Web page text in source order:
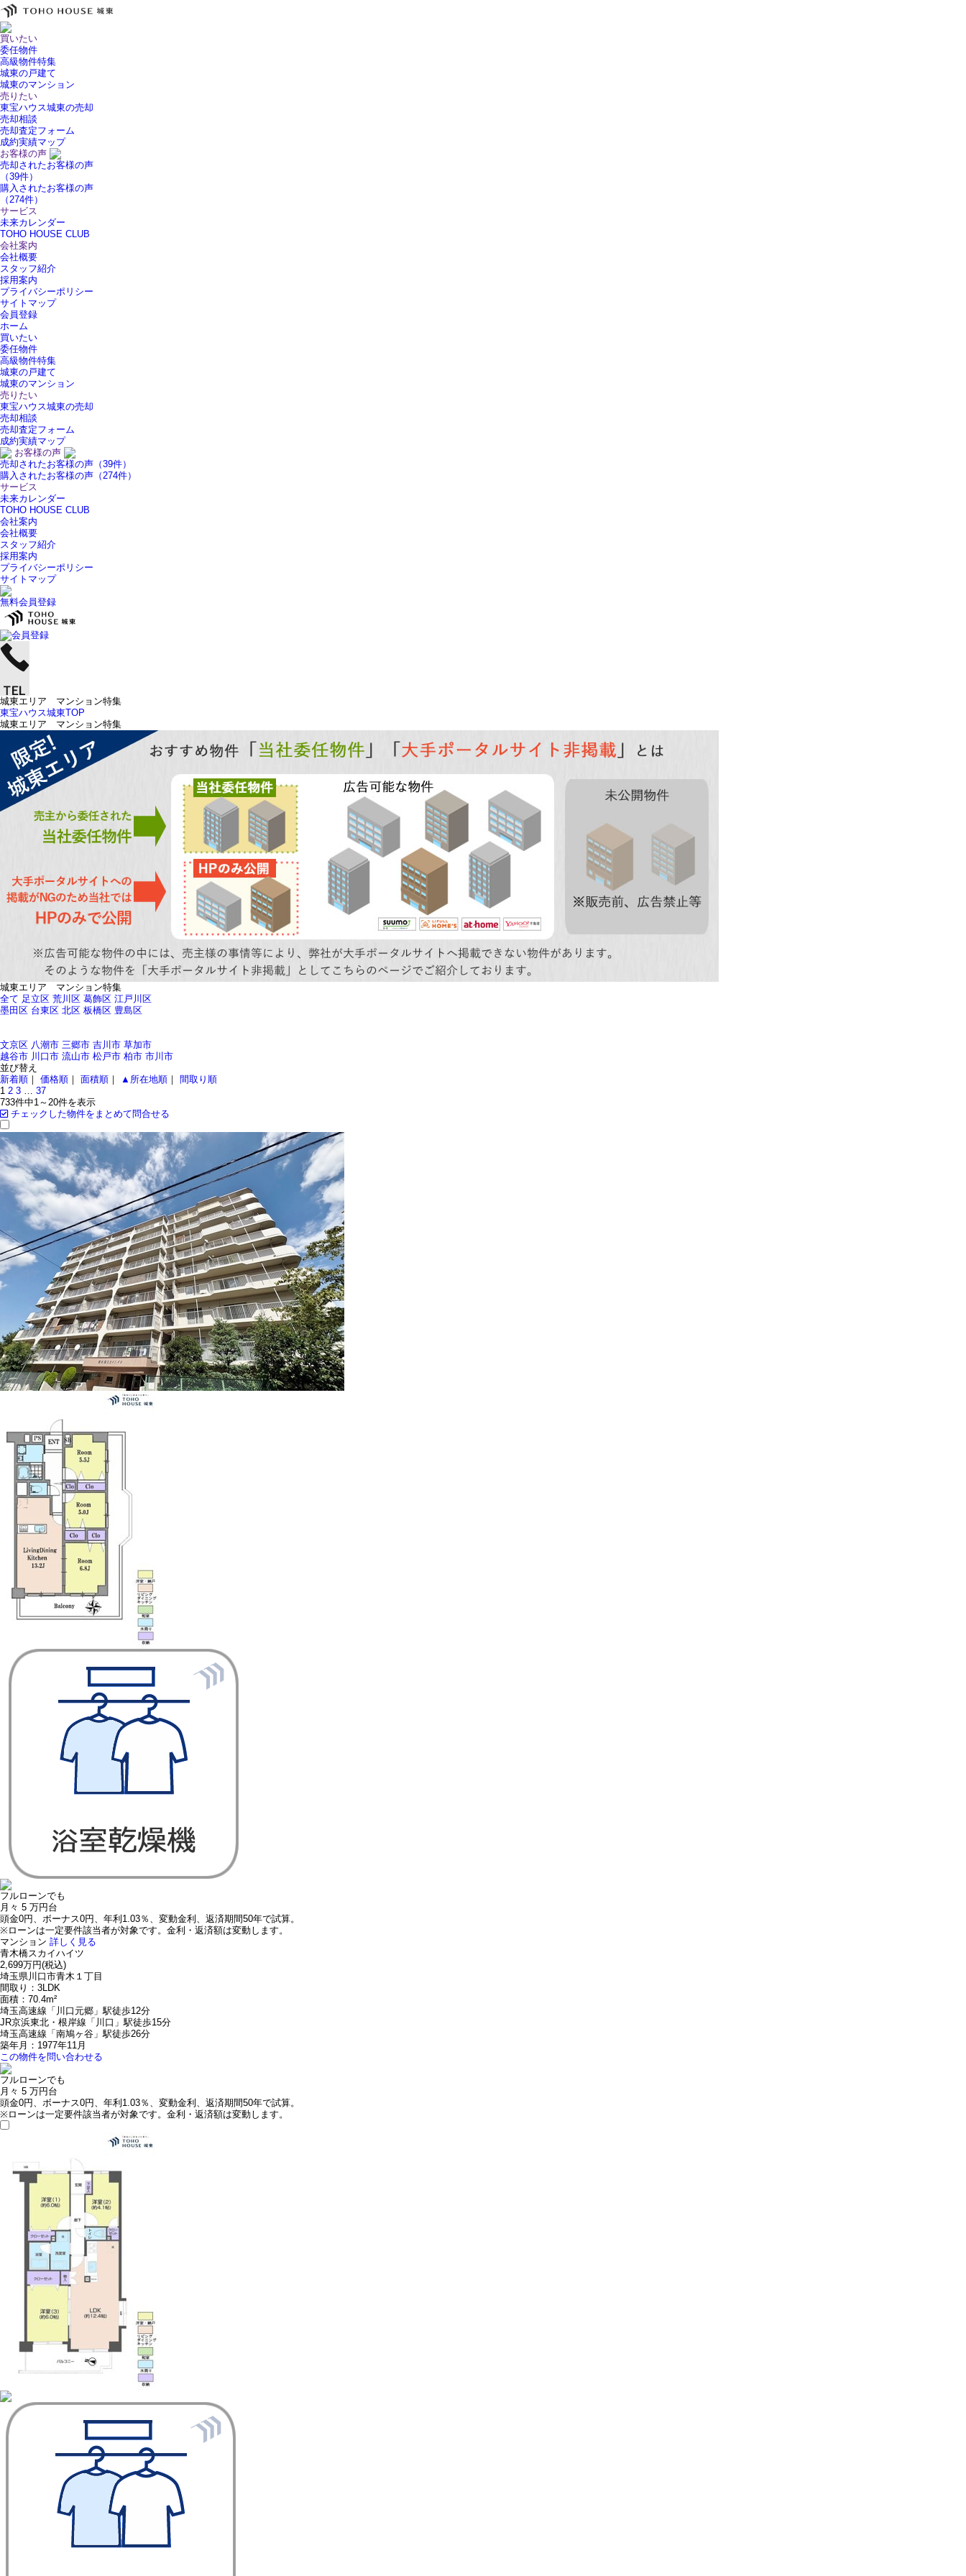
買いたい
委任物件
高級物件特集
城東の戸建て
城東のマンション
売りたい
東宝ハウス城東の売却
売却相談
売却査定フォーム
成約実績マップ
お客様の声
売却されたお客様の声
（39件）
購入されたお客様の声
（274件）
サービス
未来カレンダー
TOHO HOUSE CLUB
会社案内
会社概要
スタッフ紹介
採用案内
プライバシーポリシー
サイトマップ
会員登録
ホーム
買いたい
委任物件
高級物件特集
城東の戸建て
城東のマンション
売りたい
東宝ハウス城東の売却
売却相談
売却査定フォーム
成約実績マップ
お客様の声
売却されたお客様の声（39件）
購入されたお客様の声（274件）
サービス
未来カレンダー
TOHO HOUSE CLUB
会社案内
会社概要
スタッフ紹介
採用案内
プライバシーポリシー
サイトマップ
無料会員登録
城東エリア マンション特集
東宝ハウス城東TOP
城東エリア マンション特集
城東エリア マンション特集
全て 足立区 荒川区 葛飾区 江戸川区
墨田区 台東区 北区 板橋区 豊島区
文京区 八潮市 三郷市 吉川市 草加市
越谷市 川口市 流山市 松戸市 柏市 市川市
並び替え
新着順 ｜ 価格順 ｜ 面積順 ｜ ▲所在地順 ｜ 間取り順
1 2 3 … 37
733件中1～20件を表示
チェックした物件をまとめて問合せる
フルローンでも
月々 5 万円台
頭金0円、ボーナス0円、年利1.03％、変動金利、返済期間50年で試算。
※ローンは一定要件該当者が対象です。金利・返済額は変動します。
マンション 詳しく見る
青木橋スカイハイツ
2,699万円(税込)
埼玉県川口市青木１丁目
間取り：3LDK
面積：70.4m²
埼玉高速線「川口元郷」駅徒歩12分
JR京浜東北・根岸線「川口」駅徒歩15分
埼玉高速線「南鳩ヶ谷」駅徒歩26分
築年月：1977年11月
この物件を問い合わせる
フルローンでも
月々 5 万円台
頭金0円、ボーナス0円、年利1.03％、変動金利、返済期間50年で試算。
※ローンは一定要件該当者が対象です。金利・返済額は変動します。